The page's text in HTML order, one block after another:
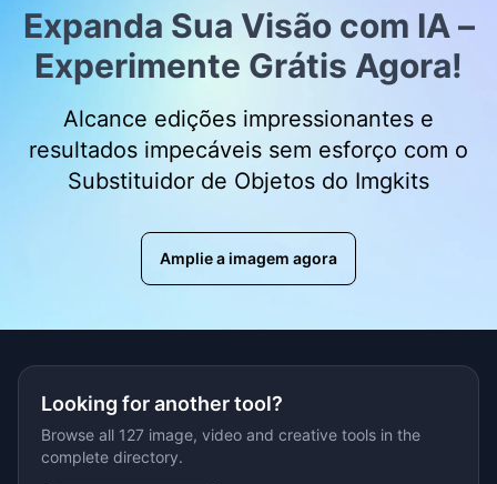
Expanda Sua Visão com IA –
Experimente Grátis Agora!
Alcance edições impressionantes e
resultados impecáveis sem esforço com o
Substituidor de Objetos do Imgkits
Amplie a imagem agora
Looking for another tool?
Browse all 127 image, video and creative tools in the
complete directory.